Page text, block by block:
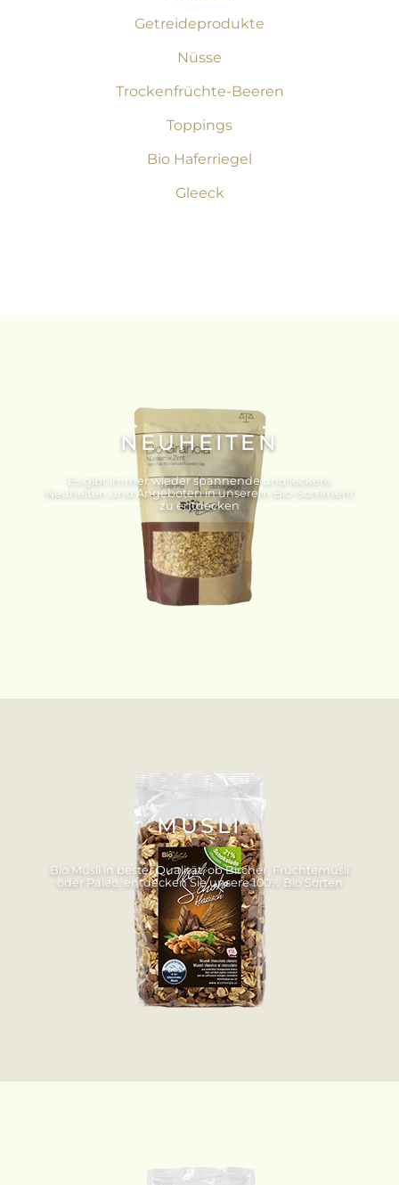
Getreideprodukte
Nüsse
Trockenfrüchte-Beeren
Toppings
Bio Haferriegel
Gleeck
NEUHEITEN
Es gibt immer wieder spannende und leckere
Neuheiten und Angeboten in unserem Bio-Sortiment
zu entdecken
MÜSLI
Bio Müsli in bester Qualität, ob Bircher, Früchtemüsli
oder Paleo, entdecken Sie unsere 100% Bio Sorten